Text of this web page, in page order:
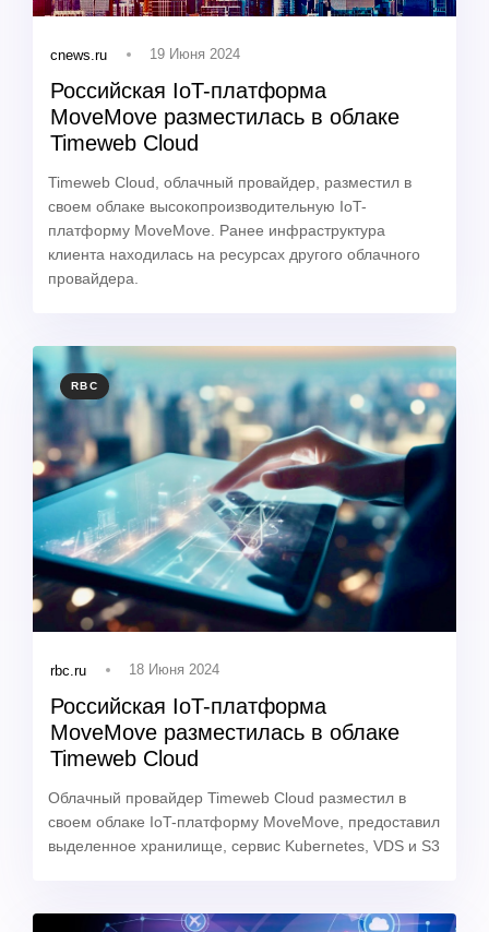
cnews.ru 19 Июня 2024
Российская IoT-платформа
MoveMove разместилась в облаке
Timeweb Cloud
Timeweb Cloud, облачный провайдер, разместил в
своем облаке высокопроизводительную IoT-
платформу MoveMove. Ранее инфраструктура
клиента находилась на ресурсах другого облачного
провайдера.
TAGS
RBC
rbc.ru 18 Июня 2024
Российская IoT-платформа
MoveMove разместилась в облаке
Timeweb Cloud
Облачный провайдер Timeweb Cloud разместил в
своем облаке IoT-платформу MoveMove, предоставил
выделенное хранилище, сервис Kubernetes, VDS и S3